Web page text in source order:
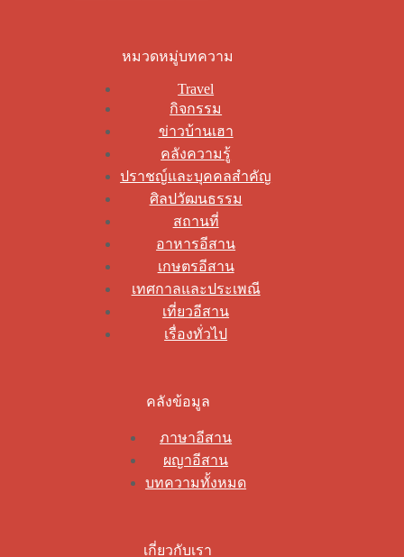
หมวดหมู่บทความ
Travel
กิจกรรม
ข่าวบ้านเฮา
คลังความรู้
ปราชญ์และบุคคลสำคัญ
ศิลปวัฒนธรรม
สถานที่
อาหารอีสาน
เกษตรอีสาน
เทศกาลและประเพณี
เที่ยวอีสาน
เรื่องทั่วไป
คลังข้อมูล
ภาษาอีสาน
ผญาอีสาน
บทความทั้งหมด
เกี่ยวกับเรา